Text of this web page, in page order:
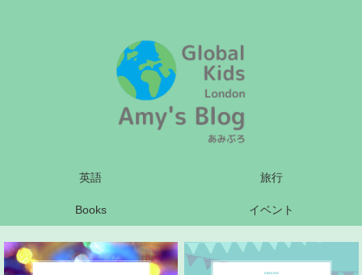
英語 旅行
Books イベント